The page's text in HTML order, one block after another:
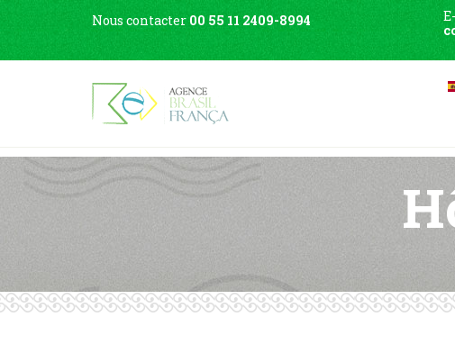
Nous contacter 00 55 11 2409-8994